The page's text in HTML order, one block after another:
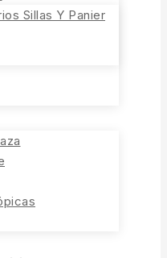
Sillas Y Panier